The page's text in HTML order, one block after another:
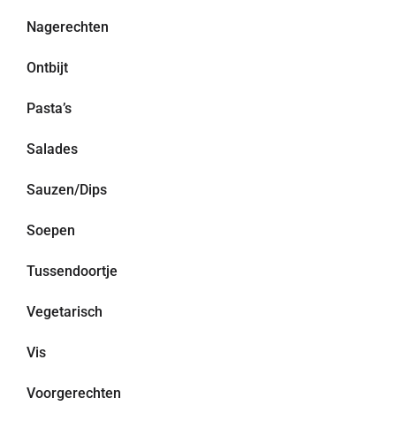
Nagerechten
Ontbijt
Pasta’s
Salades
Sauzen/Dips
Soepen
Tussendoortje
Vegetarisch
Vis
Voorgerechten